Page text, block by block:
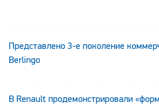
Представлено 3-е поколение
Berlingo
В Renault продемонстрировали